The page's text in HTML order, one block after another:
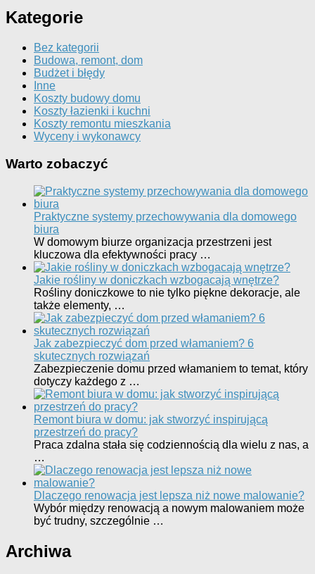
Kategorie
Bez kategorii
Budowa, remont, dom
Budżet i błędy
Inne
Koszty budowy domu
Koszty łazienki i kuchni
Koszty remontu mieszkania
Wyceny i wykonawcy
Warto zobaczyć
Praktyczne systemy przechowywania dla domowego
biura
W domowym biurze organizacja przestrzeni jest
kluczowa dla efektywności pracy …
Jakie rośliny w doniczkach wzbogacają wnętrze?
Rośliny doniczkowe to nie tylko piękne dekoracje, ale
także elementy, …
Jak zabezpieczyć dom przed włamaniem? 6
skutecznych rozwiązań
Zabezpieczenie domu przed włamaniem to temat, który
dotyczy każdego z …
Remont biura w domu: jak stworzyć inspirującą
przestrzeń do pracy?
Praca zdalna stała się codziennością dla wielu z nas, a
…
Dlaczego renowacja jest lepsza niż nowe malowanie?
Wybór między renowacją a nowym malowaniem może
być trudny, szczególnie …
Archiwa